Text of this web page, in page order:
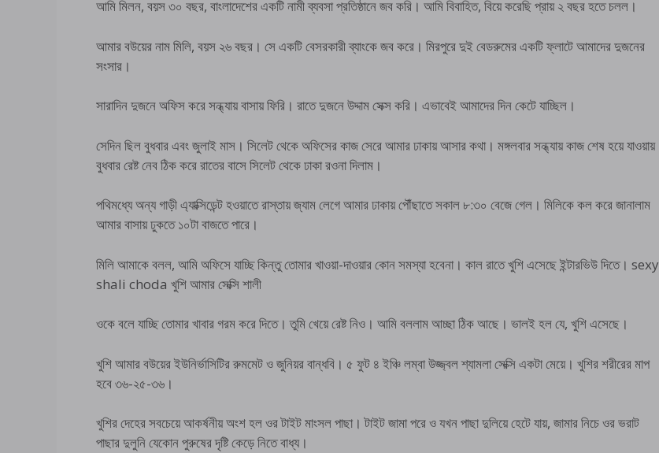
আমি মিলন, বয়স ৩০ বছর, বাংলাদেশের একটি নামী ব্যবসা প্রতিষ্ঠানে জব করি। আমি বিবাহিত, বিয়ে করেছি প্রায় ২ বছর হতে চলল।
আমার বউয়ের নাম মিলি, বয়স ২৬ বছর। সে একটি বেসরকারী ব্যাংকে জব করে। মিরপুরে দুই বেডরুমের একটি ফ্লাটে আমাদের দুজনের
সংসার।
সারাদিন দুজনে অফিস করে সন্ধ্যায় বাসায় ফিরি। রাতে দুজনে উদ্দাম সেক্স করি। এভাবেই আমাদের দিন কেটে যাচ্ছিল।
সেদিন ছিল বুধবার এবং জুলাই মাস। সিলেট থেকে অফিসের কাজ সেরে আমার ঢাকায় আসার কথা। মঙ্গলবার সন্ধ্যায় কাজ শেষ হয়ে যাওয়ায়
বুধবার রেষ্ট নেব ঠিক করে রাতের বাসে সিলেট থেকে ঢাকা রওনা দিলাম।
পথিমধ্যে অন্য গাড়ী এ্যাক্সিডেন্ট হওয়াতে রাস্তায় জ্যাম লেগে আমার ঢাকায় পৌঁছাতে সকাল ৮:৩০ বেজে গেল। মিলিকে কল করে জানালাম
আমার বাসায় ঢুকতে ১০টা বাজতে পারে।
মিলি আমাকে বলল, আমি অফিসে যাচ্ছি কিন্তু তোমার খাওয়া-দাওয়ার কোন সমস্যা হবেনা। কাল রাতে খুশি এসেছে ইন্টারভিউ দিতে। sexy
shali choda খুশি আমার সেক্সি শালী
ওকে বলে যাচ্ছি তোমার খাবার গরম করে দিতে। তুমি খেয়ে রেষ্ট নিও। আমি বললাম আচ্ছা ঠিক আছে। ভালই হল যে, খুশি এসেছে।
খুশি আমার বউয়ের ইউনির্ভাসিটির রুমমেট ও জুনিয়র বান্ধবি। ৫ ফুট ৪ ইঞ্চি লম্বা উজ্জ্বল শ্যামলা সেক্সি একটা মেয়ে। খুশির শরীরের মাপ
হবে ৩৬-২৫-৩৬।
খুশির দেহের সবচেয়ে আকর্ষনীয় অংশ হল ওর টাইট মাংসল পাছা। টাইট জামা পরে ও যখন পাছা দুলিয়ে হেটে যায়, জামার নিচে ওর ভরাট
পাছার দুলুনি যেকোন পুরুষের দৃষ্টি কেড়ে নিতে বাধ্য।